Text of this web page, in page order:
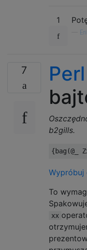
1
7
b2gills.
{bag (@_
Wypróbuj
To
xx